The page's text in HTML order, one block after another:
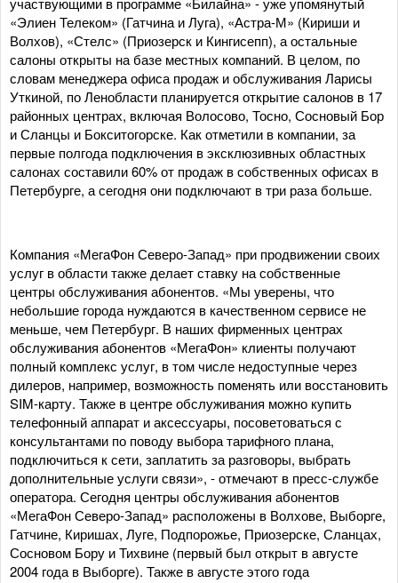
«Элиен Телеком» (Гатчина и Луга), «Астра-М» (Кириши и
Волхов), «Стелс» (Приозерск и Кингисепп), а остальные
салоны открыты на базе местных компаний. В целом, по
словам менеджера офиса продаж и обслуживания Ларисы
Уткиной, по Ленобласти планируется открытие салонов в 17
районных центрах, включая Волосово, Тосно, Сосновый Бор
и Сланцы и Бокситогорске. Как отметили в компании, за
первые полгода подключения в эксклюзивных областных
салонах составили 60% от продаж в собственных офисах в
Петербурге, а сегодня они подключают в три раза больше.
Компания «МегаФон Северо-Запад» при продвижении своих
услуг в области также делает ставку на собственные
центры обслуживания абонентов. «Мы уверены, что
небольшие города нуждаются в качественном сервисе не
меньше, чем Петербург. В наших фирменных центрах
обслуживания абонентов «МегаФон» клиенты получают
полный комплекс услуг, в том числе недоступные через
дилеров, например, возможность поменять или восстановить
SIM-карту. Также в центре обслуживания можно купить
телефонный аппарат и аксессуары, посоветоваться с
консультантами по поводу выбора тарифного плана,
подключиться к сети, заплатить за разговоры, выбрать
дополнительные услуги связи», - отмечают в пресс-службе
оператора. Сегодня центры обслуживания абонентов
«МегаФон Северо-Запад» расположены в Волхове, Выборге,
Гатчине, Киришах, Луге, Подпорожье, Приозерске, Сланцах,
Сосновом Бору и Тихвине (первый был открыт в августе
2004 года в Выборге). Также в августе этого года